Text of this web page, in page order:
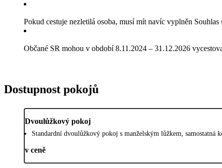
Pokud cestuje nezletilá osoba, musí mít navíc vyplněn Souhlas
Občané SR mohou v období 8.11.2024 – 31.12.2026
Dostupnost pokojů
Dvoulůžkový pokoj
Standardní dvoulůžkový pokoj s manželským lůžkem, samostatná
v ceně